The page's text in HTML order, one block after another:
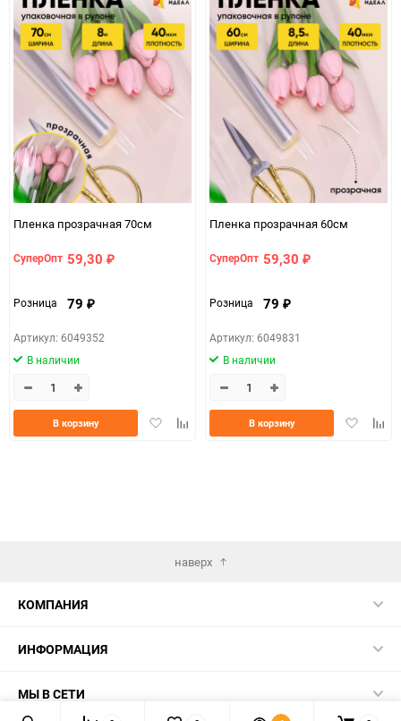
Пленка прозрачная 70см
СуперОпт 59,30 ₽
Розница 79 ₽
Артикул: 6049352
В наличии
ДобавитьДобавить
В корзину
Пленка прозрачная 60см
СуперОпт 59,30 ₽
Розница 79 ₽
Артикул: 6049831
В наличии
Добавить
В корзину
наверх
КОМПАНИЯ
ИНФОРМАЦИЯ
МЫ В СЕТИ